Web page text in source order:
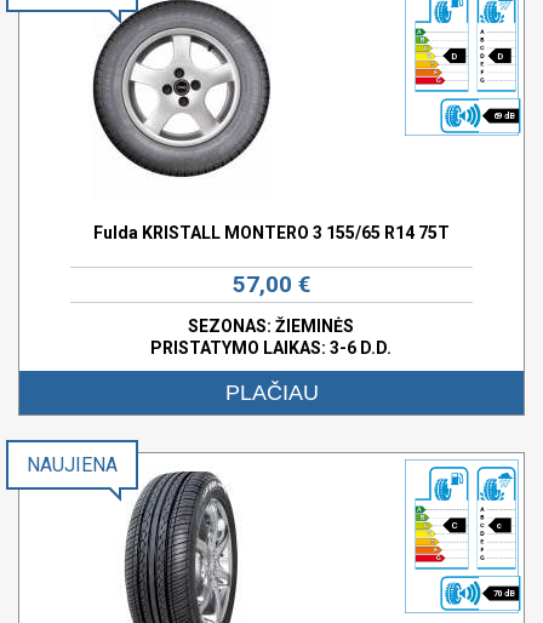
D D
69 dB
Fulda KRISTALL MONTERO 3 155/65 R14 75T
57,00 €
SEZONAS: ŽIEMINĖS
PRISTATYMO LAIKAS: 3-6 D.D.
PLAČIAU
C c
70 dB
NAUJIENA